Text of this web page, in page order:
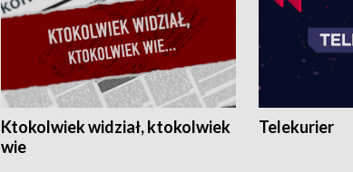
Ktokolwiek widział, ktokolwiek
wie
Telekurier